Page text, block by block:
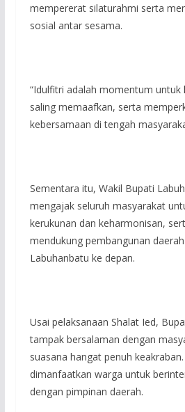
mempererat silaturahmi serta
sosial antar sesama.
“Idulfitri adalah momentum untuk
saling memaafkan, serta
kebersamaan di tengah
Sementara itu, Wakil Bupati
mengajak seluruh masyarakat
kerukunan dan keharmonisan,
mendukung pembangunan
Labuhanbatu ke depan.
Usai pelaksanaan Shalat Ied,
tampak bersalaman dengan
suasana hangat penuh
dimanfaatkan warga untuk
dengan pimpinan daerah.